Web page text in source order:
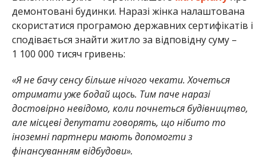
демонтовані будинки. Наразі жінка налаштована
скористатися програмою державних сертифікатів і
сподівається знайти житло за відповідну суму –
1 100 000 тисяч гривень:
«Я не бачу сенсу більше нічого чекати. Хочеться
отримати уже бодай щось. Тим паче наразі
достовірно невідомо, коли почнеться будівництво,
але місцеві депутати говорять, що нібито то
іноземні партнери мають допомогти з
фінансуванням відбудови».